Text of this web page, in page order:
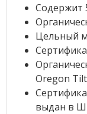
Содержит
Цельный
Oregon
выдан в